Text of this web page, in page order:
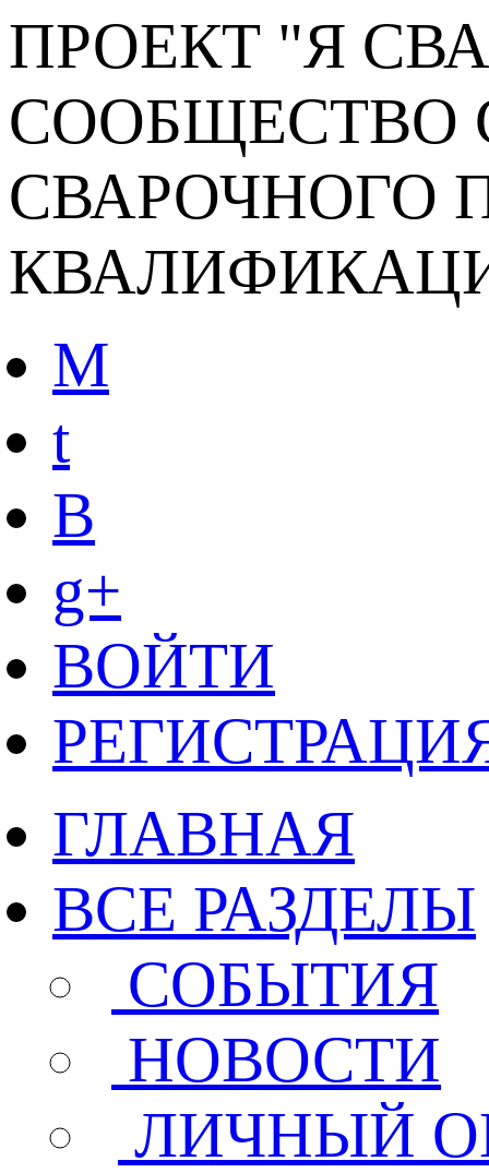
ПРОЕКТ "Я
СООБЩЕСТВО
СВАРОЧНОГО
M
t
B
g+
ВОЙТИ
ГЛАВНАЯ
ВСЕ РАЗДЕЛЫ
СОБЫТИЯ
НОВОСТИ
ЛИЧНЫЙ